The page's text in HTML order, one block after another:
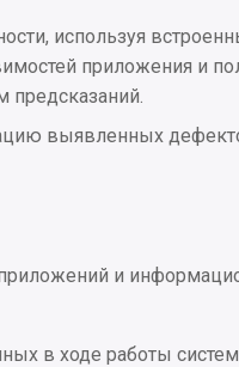
используя
приложения и
предсказаний.
выявленных
и
в ходе работы